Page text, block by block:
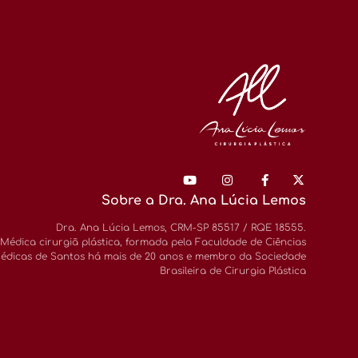
Sobre a Dra. Ana Lúcia Lemos
Dra. Ana Lúcia Lemos, CRM-SP 85517 / RQE 18555.
Médica cirurgiã plástica, formada pela Faculdade de Ciências
de Santos há mais de 20 anos e membro da Sociedade
Brasileira de Cirurgia Plástica